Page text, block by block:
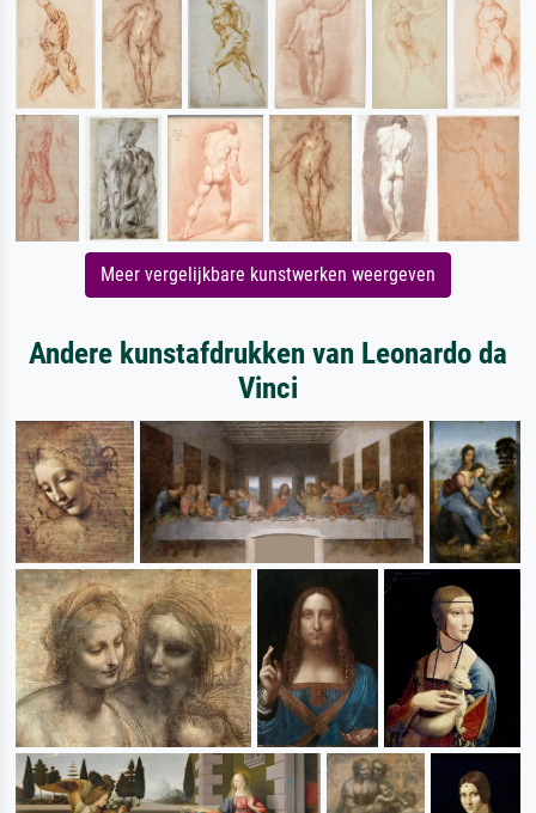
Meer vergelijkbare kunstwerken weergeven
Andere kunstafdrukken van Leonardo da
Vinci